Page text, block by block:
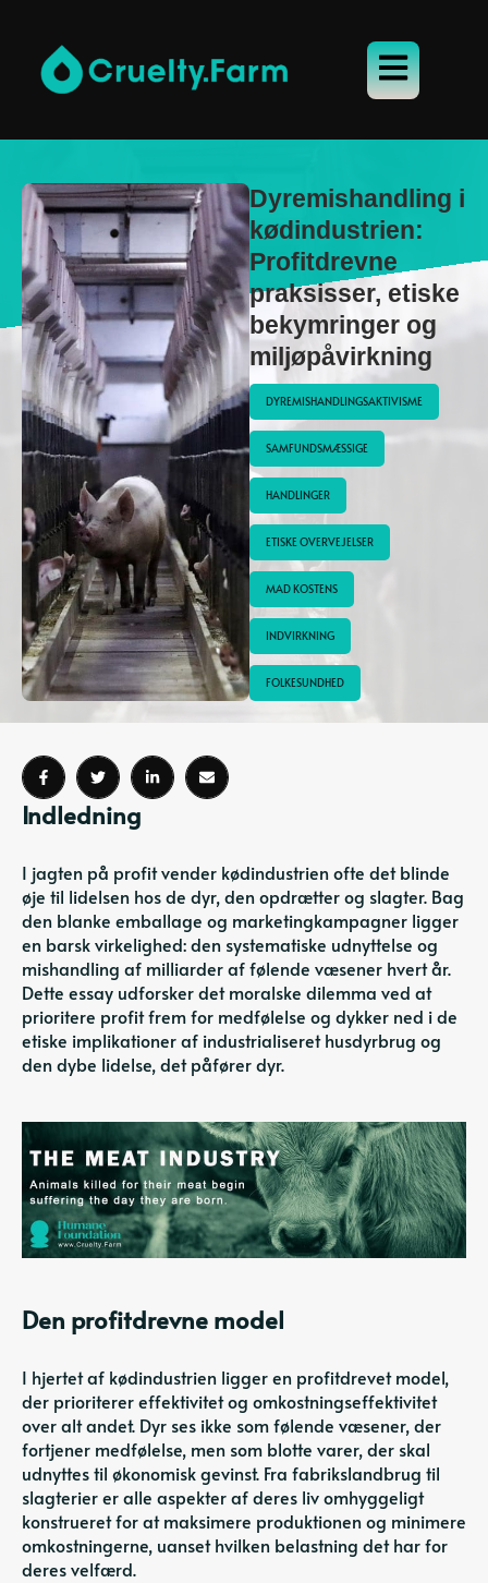
Dyremishandling i
kødindustrien:
Profitdrevne
praksisser, etiske
bekymringer og
miljøpåvirkning
DYREMISHANDLINGSAKTIVISME
SAMFUNDSMÆSSIGE
HANDLINGER
ETISKE OVERVEJELSER
MAD KOSTENS
INDVIRKNING
FOLKESUNDHED
Indledning
I jagten på profit vender kødindustrien ofte det blinde
øje til lidelsen hos de dyr, den opdrætter og slagter. Bag
den blanke emballage og marketingkampagner ligger
en barsk virkelighed: den systematiske udnyttelse og
mishandling af milliarder af følende væsener hvert år.
Dette essay udforsker det moralske dilemma ved at
prioritere profit frem for medfølelse og dykker ned i de
etiske implikationer af industrialiseret husdyrbrug og
den dybe lidelse, det påfører dyr.
Den profitdrevne model
I hjertet af kødindustrien ligger en profitdrevet model,
der prioriterer effektivitet og omkostningseffektivitet
over alt andet. Dyr ses ikke som følende væsener, der
fortjener medfølelse, men som blotte varer, der skal
udnyttes til økonomisk gevinst. Fra fabrikslandbrug til
slagterier er alle aspekter af deres liv omhyggeligt
konstrueret for at maksimere produktionen og minimere
omkostningerne, uanset hvilken belastning det har for
deres velfærd.